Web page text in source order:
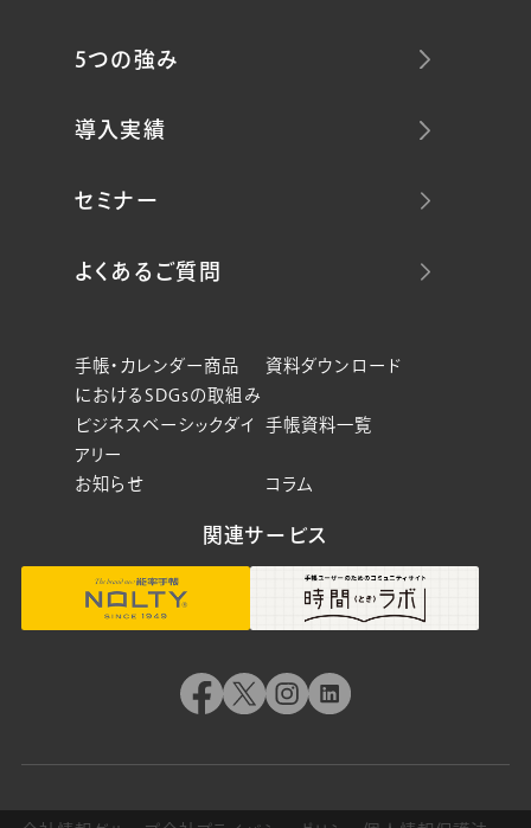
5つの強み
導入実績
セミナー
よくあるご質問
手帳・カレンダー商品
におけるSDGsの取組み
資料ダウンロード
ビジネスベーシックダイ
アリー
手帳資料一覧
お知らせ コラム
関連サービス